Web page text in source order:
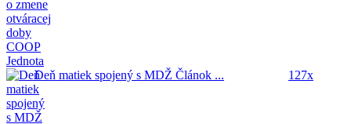
Deň matiek spojený s MDŽ Článok ... 127x